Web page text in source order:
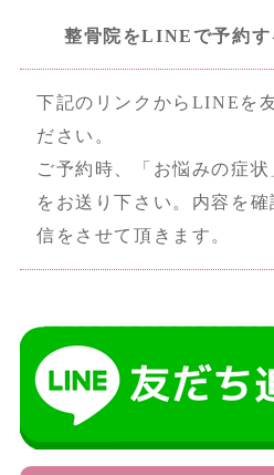
整骨院をLINEで予約す
下記のリンクからLINEを
ださい。
ご予約時、「お悩みの症状
をお送り下さい。内容を
信をさせて頂きます。